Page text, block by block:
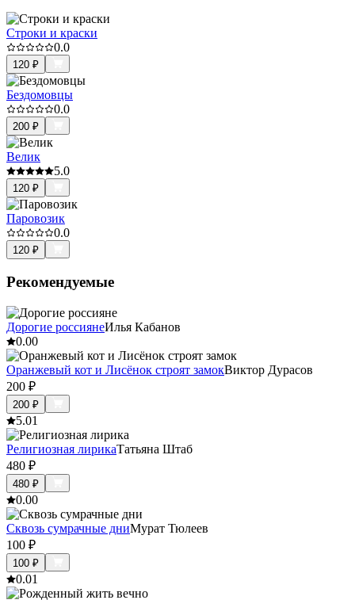
Строки и краски
0.0
120 ₽
Бездомовцы
0.0
200 ₽
Велик
5.0
120 ₽
Паровозик
0.0
120 ₽
Рекомендуемые
Дорогие россиянеИлья Кабанов
0.00
Оранжевый кот и Лисёнок строят замокВиктор Дурасов
200 ₽
200 ₽
5.01
Религиозная лирикаТатьяна Штаб
480 ₽
480 ₽
0.00
Сквозь сумрачные дниМурат Тюлеев
100 ₽
100 ₽
0.01